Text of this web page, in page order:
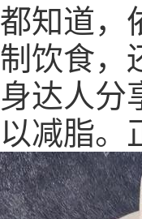
知道
饮食
达人
减脂